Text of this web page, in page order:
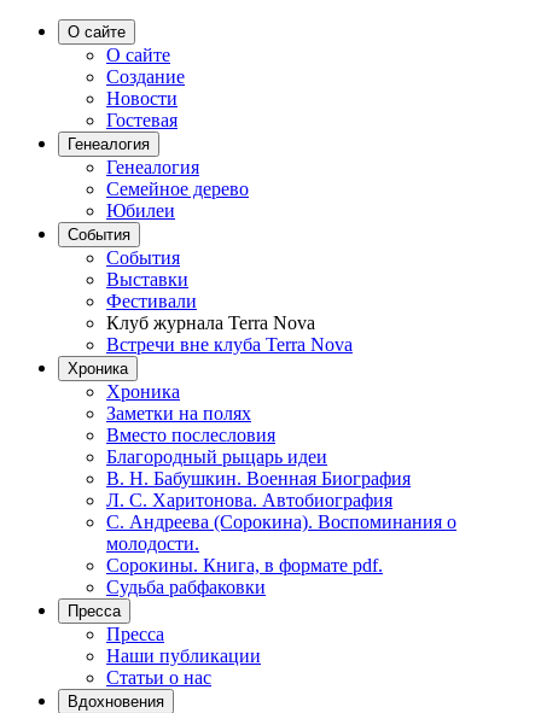
О сайте
О сайте
Создание
Новости
Гостевая
Генеалогия
Генеалогия
Семейное дерево
Юбилеи
События
События
Выставки
Фестивали
Клуб журнала Terra Nova
Встречи вне клуба Terra Nova
Хроника
Хроника
Заметки на полях
Вместо послесловия
Благородный рыцарь идеи
В. Н. Бабушкин. Военная Биография
Л. С. Харитонова. Автобиография
С. Андреева (Сорокина). Воспоминания о
молодости.
Сорокины. Книга, в формате pdf.
Судьба рабфаковки
Пресса
Пресса
Наши публикации
Статьи о нас
Вдохновения